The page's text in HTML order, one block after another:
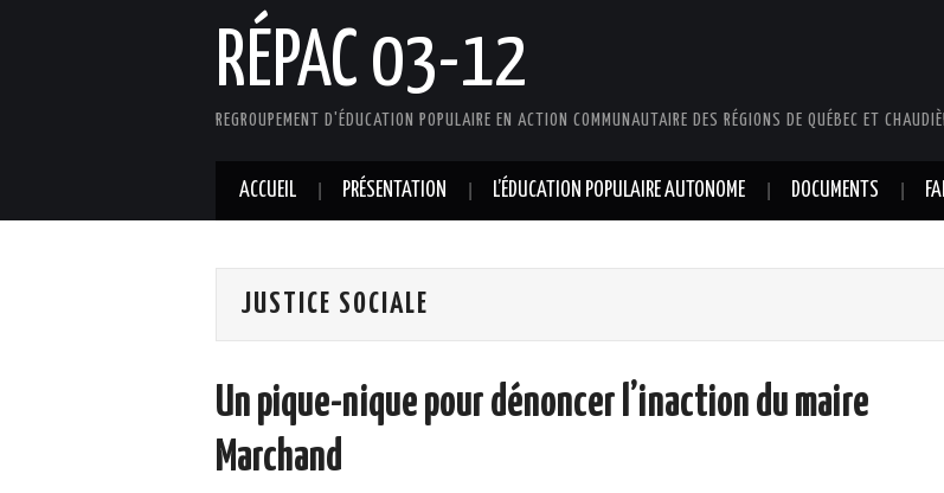
RÉPAC 03-12
REGROUPEMENT D'ÉDUCATION POPULAIRE EN ACTION COMMUNAUTAIRE DES RÉGIONS DE QUÉBEC ET
ACCUEIL PRÉSENTATION L’ÉDUCATION POPULAIRE AUTONOME DOCUMENTS
JUSTICE SOCIALE
Un pique-nique pour dénoncer l’inaction du maire
Marchand